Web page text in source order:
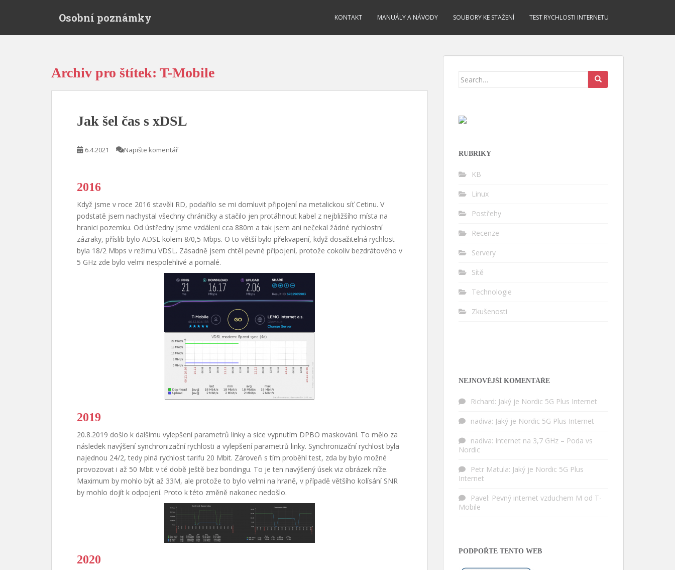
Osobní poznámky KONTAKT MANUÁLY A NÁVODY SOUBORY KE STAŽENÍ TEST RYCHLOSTI INTERNETU
Archiv pro štítek: T-Mobile
Jak šel čas s xDSL
6.4.2021 Napište komentář
2016
Když jsme v roce 2016 stavěli RD, podařilo se mi domluvit připojení na metalickou síť Cetinu. V
podstatě jsem nachystal všechny chráničky a stačilo jen protáhnout kabel z nejbližšího místa na
hranici pozemku. Od ústředny jsme vzdáleni cca 880m a tak jsem ani nečekal žádné rychlostní
zázraky, příslib bylo ADSL kolem 8/0,5 Mbps. O to větší bylo překvapení, když dosažitelná rychlost
byla 18/2 Mbps v režimu VDSL. Zásadně jsem chtěl pevné připojení, protože cokoliv bezdrátového v
5 GHz zde bylo velmi nespolehlivé a pomalé.
2019
20.8.2019 došlo k dalšímu vylepšení parametrů linky a sice vypnutím DPBO maskování. To mělo za
následek navýšení synchronizační rychlosti a vylepšení parametrů linky. Synchronizační rychlost byla
najednou 24/2, tedy plná rychlost tarifu 20 Mbit. Zároveň s tím proběhl test, zda by bylo možné
provozovat i až 50 Mbit v té době ještě bez bondingu. To je ten navýšený úsek viz obrázek níže.
Maximum by mohlo být až 33M, ale protože to bylo velmi na hraně, v případě většího kolísání SNR
by mohlo dojít k odpojení. Proto k této změně nakonec nedošlo.
2020
Search for:
RUBRIKY
KB
Linux
Postřehy
Recenze
Servery
Sítě
Technologie
Zkušenosti
NEJNOVĚJŠÍ KOMENTÁŘE
Richard: Jaký je Nordic 5G Plus Internet
nadiva: Jaký je Nordic 5G Plus Internet
nadiva: Internet na 3,7 GHz – Poda vs
Nordic
Petr Matula: Jaký je Nordic 5G Plus
Internet
Pavel: Pevný internet vzduchem M od T-
Mobile
PODPOŘTE TENTO WEB